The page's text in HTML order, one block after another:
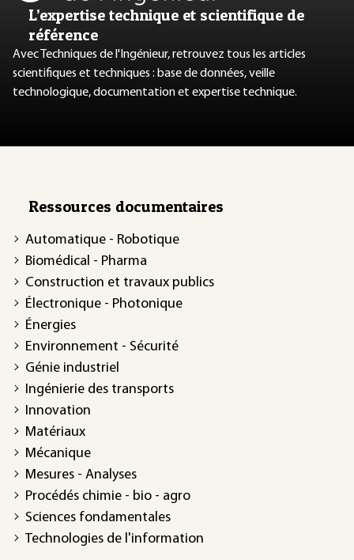
L’expertise technique et scientifique de
référence
Avec Techniques de l'Ingénieur, retrouvez tous les articles
scientifiques et techniques : base de données, veille
technologique, documentation et expertise technique.
Ressources documentaires
Automatique - Robotique
Biomédical - Pharma
Construction et travaux publics
Électronique - Photonique
Énergies
Environnement - Sécurité
Génie industriel
Ingénierie des transports
Innovation
Matériaux
Mécanique
Mesures - Analyses
Procédés chimie - bio - agro
Sciences fondamentales
Technologies de l'information